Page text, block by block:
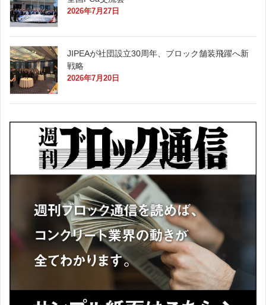
2026年7月27日
JIPEAが社団設立30周年、ブロック舗装飛躍へ新
戦略
2026年7月20日